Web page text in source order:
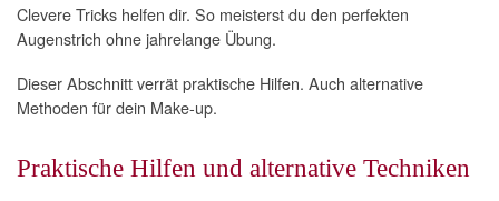
Clevere Tricks helfen dir. So meisterst du den perfekten
Augenstrich ohne jahrelange Übung.
Dieser Abschnitt verrät praktische Hilfen. Auch alternative
Methoden für dein Make-up.
Praktische Hilfen und alternative Techniken